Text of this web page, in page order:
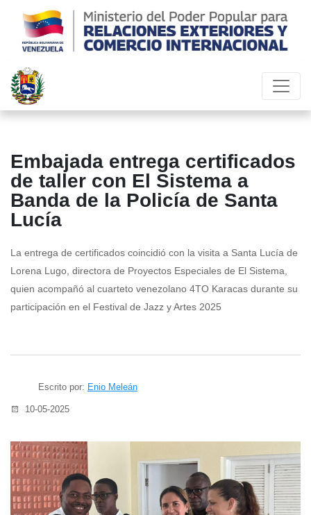
Embajada entrega certificados
de taller con El Sistema a
Banda de la Policía de Santa
Lucía
La entrega de certificados coincidió con la visita a Santa Lucía de
Lorena Lugo, directora de Proyectos Especiales de El Sistema,
quien acompañó al cuarteto venezolano 4TO Karacas durante su
participación en el Festival de Jazz y Artes 2025
Escrito por: Enio Meleán
10-05-2025